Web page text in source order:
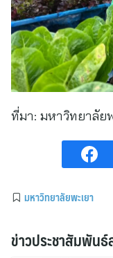
ที่มา: มหาวิทยาลัย
มหาวิทยาลัยพะเยา
ข่าวประชาสัมพัน